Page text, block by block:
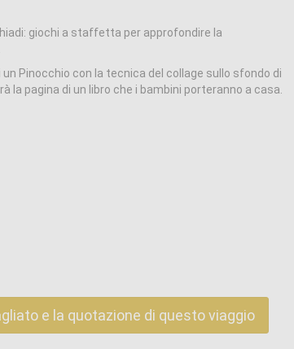
giochi a staffetta per approfondire la
Pinocchio con la tecnica del collage sullo sfondo di
la pagina di un libro che i bambini porteranno a casa.
e la quotazione di questo viaggio